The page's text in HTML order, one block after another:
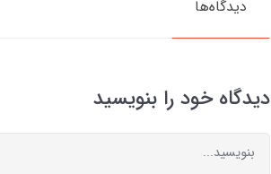
دیدگاه‌ها
دیدگاه خود را بنویسید